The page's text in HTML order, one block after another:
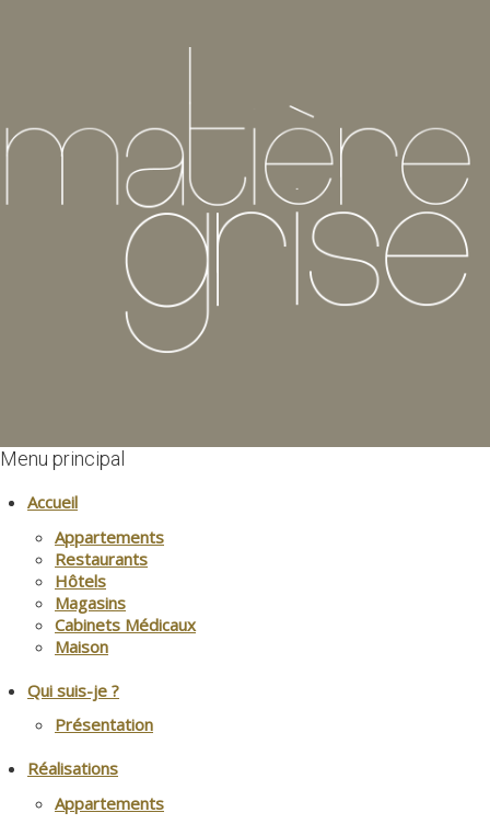
Menu principal
Accueil
Appartements
Restaurants
Hôtels
Magasins
Cabinets Médicaux
Maison
Qui suis-je ?
Présentation
Réalisations
Appartements